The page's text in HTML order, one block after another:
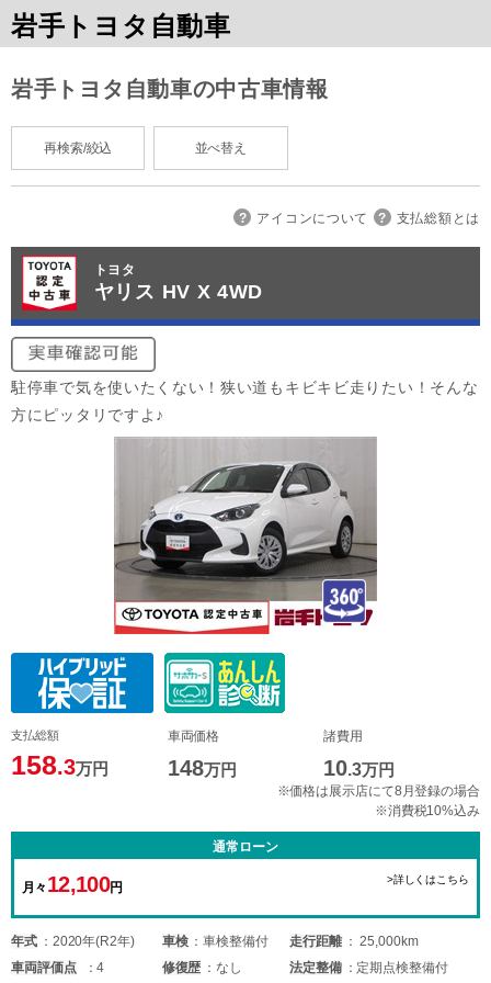
岩手トヨタ自動車
岩手トヨタ自動車の中古車情報
再検索/絞込 並べ替え
アイコンについて 支払総額とは
トヨタ
ヤリス HV X 4WD
駐停車で気を使いたくない！狭い道もキビキビ走りたい！そんな
方にピッタリですよ♪
支払総額
158.3万円
車両価格
148万円
諸費用
10.3万円
※価格は展示店にて8月登録の場合
※消費税10%込み
通常ローン
月々 12,100円
>詳しくはこちら
年式 2020年(R2年) 車検 車検整備付 走行距離
25,000km
車両評価点 4 修復歴 なし 法定整備 定期点検整備付